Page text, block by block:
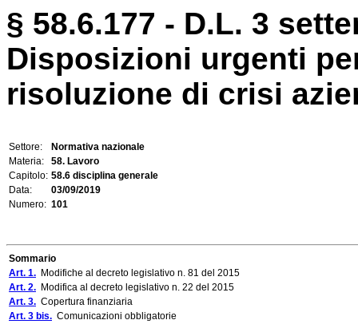
§ 58.6.177 - D.L. 3
Disposizioni urgenti
risoluzione di crisi
Settore:
Normativa nazionale
Materia:
58. Lavoro
Capitolo: 58.6 disciplina generale
Data:
03/09/2019
Numero: 101
Sommario
Art. 1. Modifiche al decreto legislativo n. 81 del 2015
Art. 2. Modifica al decreto legislativo n. 22 del 2015
Art. 3. Copertura finanziaria
Art. 3 bis. Comunicazioni obbligatorie